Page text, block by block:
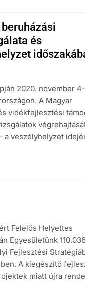
és
2020. november
A Magyar
vidékfejlesztési
a veszélyhelyzet
Felelős Helyettes
Egyesületünk
Fejlesztési
A kiegészítő
miatt újra